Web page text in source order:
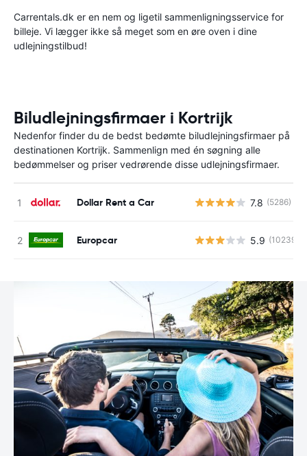
Carrentals.dk er en nem og ligetil sammenligningsservice for
billeje. Vi lægger ikke så meget som en øre oven i dine
udlejningstilbud!
Biludlejningsfirmaer i Kortrijk
Nedenfor finder du de bedst bedømte biludlejningsfirmaer på
destinationen Kortrijk. Sammenlign med én søgning alle
bedømmelser og priser vedrørende disse udlejningsfirmaer.
Dollar Rent a Car 7.8 (5286)
Europcar 5.9 (10239)